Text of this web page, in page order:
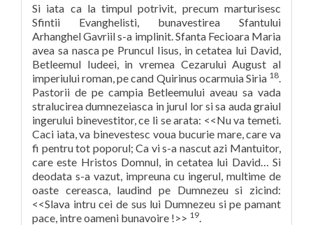
Si iata ca la timpul potrivit, precum marturisesc
Sfintii Evanghelisti, bunavestirea Sfantului
Arhanghel Gavriil s-a implinit. Sfanta Fecioara Maria
avea sa nasca pe Pruncul Iisus, in cetatea lui David,
Betleemul Iudeei, in vremea Cezarului August al
imperiului roman, pe cand Quirinus ocarmuia Siria 18.
Pastorii de pe campia Betleemului aveau sa vada
stralucirea dumnezeiasca in jurul lor si sa auda graiul
ingerului binevestitor, ce li se arata: <<Nu va temeti.
Caci iata, va binevestesc voua bucurie mare, care va
fi pentru tot poporul; Ca vi s-a nascut azi Mantuitor,
care este Hristos Domnul, in cetatea lui David… Si
deodata s-a vazut, impreuna cu ingerul, multime de
oaste cereasca, laudind pe Dumnezeu si zicind:
<<Slava intru cei de sus lui Dumnezeu si pe pamant
pace, intre oameni bunavoire !>> 19.